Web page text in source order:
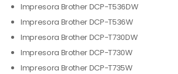
Impresora Brother DCP-T536DW
Impresora Brother DCP-T536W
Impresora Brother DCP-T730DW
Impresora Brother DCP-T730W
Impresora Brother DCP-T735W